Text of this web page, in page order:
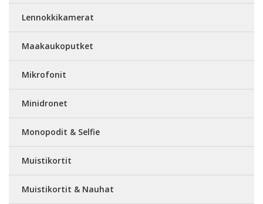
Lennokkikamerat
Maakaukoputket
Mikrofonit
Minidronet
Monopodit & Selfie
Muistikortit
Muistikortit & Nauhat